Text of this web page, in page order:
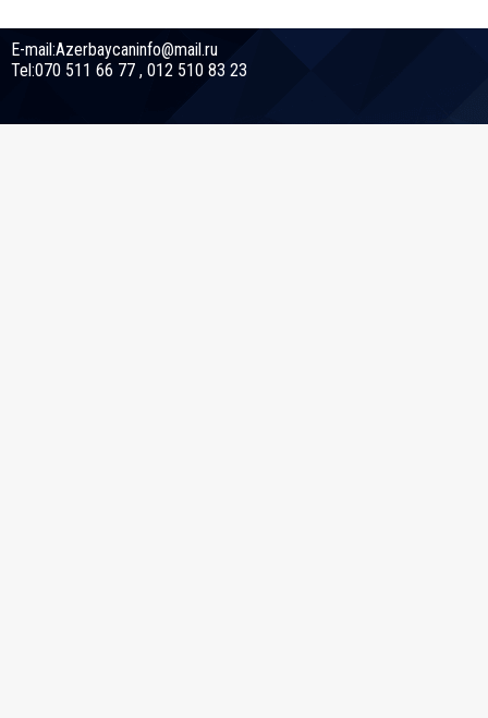
E-mail:Azerbaycaninfo@mail.ru
Tel:070 511 66 77 , 012 510 83 23